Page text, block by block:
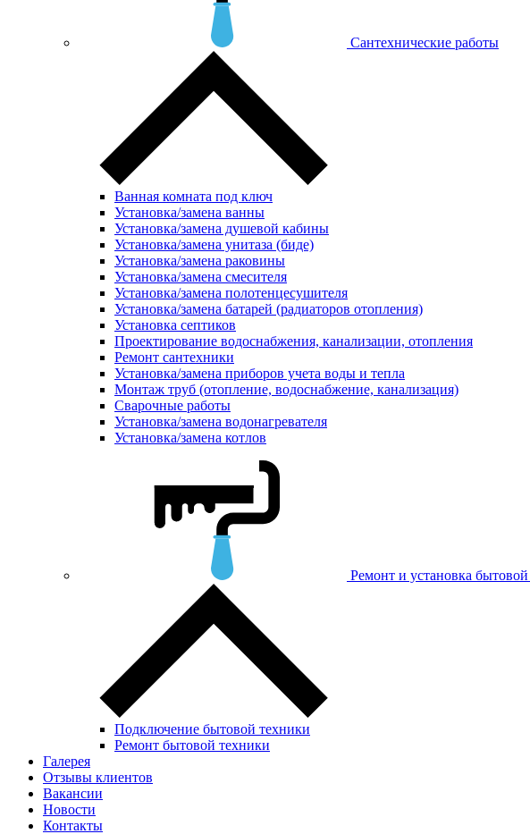
Сантехнические работы
Ванная комната под ключ
Установка/замена ванны
Установка/замена душевой кабины
Установка/замена унитаза (биде)
Установка/замена раковины
Установка/замена смесителя
Установка/замена полотенцесушителя
Установка/замена батарей (радиаторов отопления)
Установка септиков
Проектирование водоснабжения, канализации, отопления
Ремонт сантехники
Установка/замена приборов учета воды и тепла
Монтаж труб (отопление, водоснабжение, канализация)
Сварочные работы
Установка/замена водонагревателя
Установка/замена котлов
Ремонт и установка
Подключение бытовой техники
Ремонт бытовой техники
Галерея
Отзывы клиентов
Вакансии
Новости
Контакты